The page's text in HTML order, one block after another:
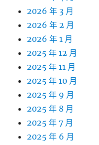
2026 年 3 月
2026 年 2 月
2026 年 1 月
2025 年 12 月
2025 年 11 月
2025 年 10 月
2025 年 9 月
2025 年 8 月
2025 年 7 月
2025 年 6 月